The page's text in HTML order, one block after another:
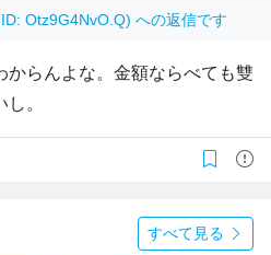
Otz9G4NvO.Q) への返信です
からんよな。金額ならべても雙
。
すべて見る